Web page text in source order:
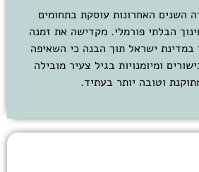
השנים האחרונות עוסקת בתחומים
הבלתי פורמלי. מקדישה את זמנה
ישראל תוך הבנה כי השאיפה
ומיומנויות בגיל צעיר מובילה
וטובה יותר בעתיד.